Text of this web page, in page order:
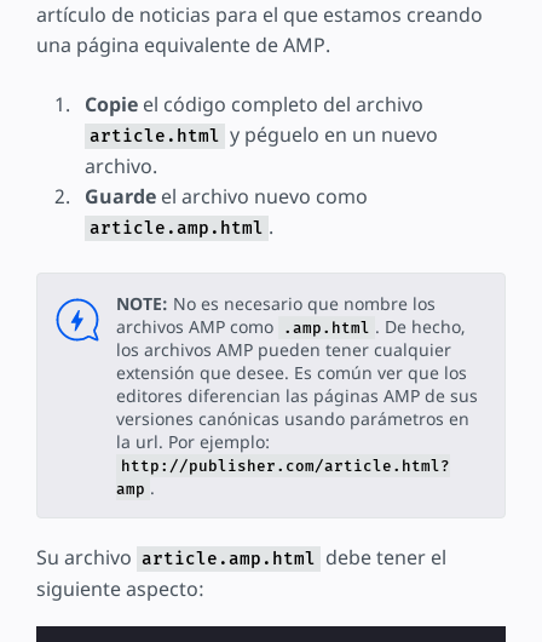
artículo de noticias para el que estamos creando
una página equivalente de AMP.
Copie el código completo del archivo
article.html y péguelo en un nuevo
archivo.
Guarde el archivo nuevo como
article.amp.html .
NOTE: No es necesario que nombre los
archivos AMP como
.amp.html . De hecho,
los archivos AMP pueden tener cualquier
extensión que desee. Es común ver que los
editores diferencian las páginas AMP de sus
versiones canónicas usando parámetros en
la url. Por ejemplo:
http://publisher.com/article.html?
amp .
Su archivo article.amp.html debe tener el
siguiente aspecto: